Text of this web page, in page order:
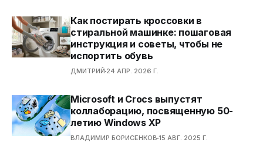
номерной модели. Он решил
сильно не видоизменять
кроссовки, но добавил в их
строение значимые части –
сетчатую вставку для
Дополнительную популярность
«четверкам» принёс фильм «Do
The Right Thing», где они
засветились, а также
Как постирать кроссовки в
стиральной машинке: пошаговая
инструкция и советы, чтобы не
испортить обувь
ДМИТРИЙ 24 АПР. 2026 Г.
Microsoft и Crocs выпустят
коллаборацию, посвященную 50-
летию Windows XP
ВЛАДИМИР БОРИСЕНКОВ 15 АВГ. 2025 Г.